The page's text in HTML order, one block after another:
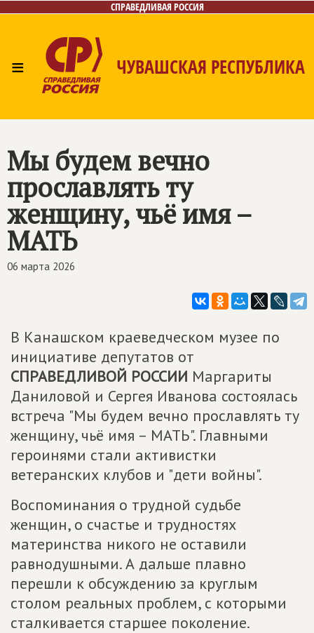
СПРАВЕДЛИВАЯ РОССИЯ
≡ ЧУВАШСКАЯ РЕСПУБЛИКА
Мы будем вечно
прославлять ту
женщину, чьё имя –
МАТЬ
06 марта 2026
В Канашском краеведческом музее по
инициативе депутатов от
СПРАВЕДЛИВОЙ РОССИИ Маргариты
Даниловой и Сергея Иванова состоялась
встреча "Мы будем вечно прославлять ту
женщину, чьё имя – МАТЬ". Главными
героинями стали активистки
ветеранских клубов и "дети войны".
Воспоминания о трудной судьбе
женщин, о счастье и трудностях
материнства никого не оставили
равнодушными. А дальше плавно
перешли к обсуждению за круглым
столом реальных проблем, с которыми
сталкивается старшее поколение.